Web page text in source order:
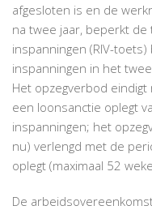
afgesloten is en de
na twee jaar, beperkt
inspanningen (RIV-
inspanningen in het
Het opzegverbod eindigt
een loonsanctie oplegt
inspanningen; het
nu) verlengd met de
oplegt (maximaal 52
De